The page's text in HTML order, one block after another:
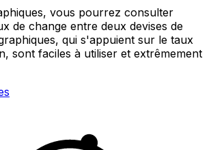
vous pourrez consulter
de change entre deux devises de
qui s'appuient sur le taux
sont faciles à utiliser et extrêmement